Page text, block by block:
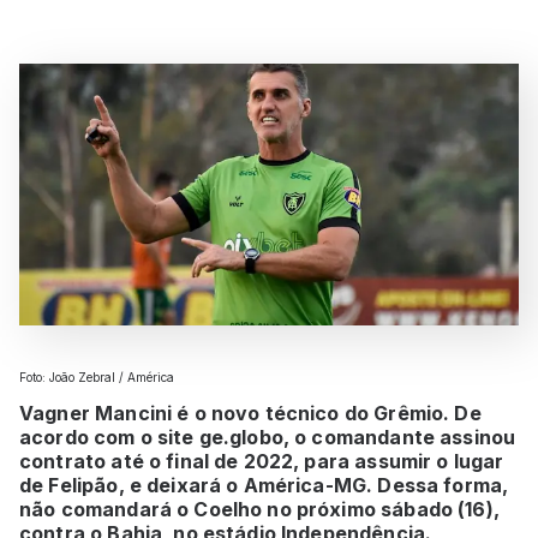
Foto: João Zebral / América
Vagner Mancini é o novo técnico do Grêmio. De
acordo com o site ge.globo, o comandante assinou
contrato até o final de 2022, para assumir o lugar
de Felipão, e deixará o América-MG. Dessa forma,
não comandará o Coelho no próximo sábado (16),
contra o Bahia, no estádio Independência.